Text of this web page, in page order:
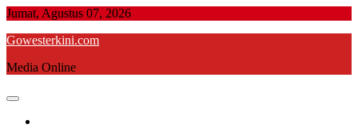
Skip
content
Jumat, Agustus 07, 2026
Gowesterkini.com
Media Online